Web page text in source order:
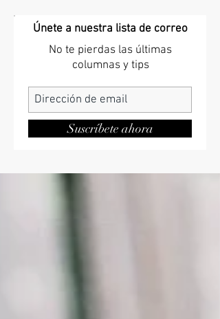
Únete a nuestra lista de correo
No te pierdas las últimas
columnas y tips
Suscríbete ahora